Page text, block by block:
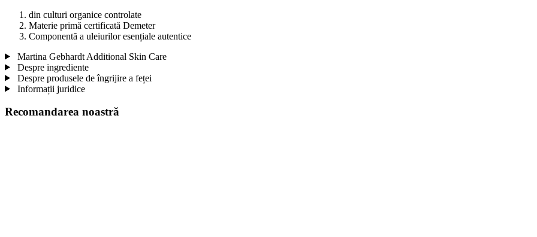
din culturi organice controlate
Materie primă certificată Demeter
Componentă a uleiurilor esențiale autentice
Martina Gebhardt Additional Skin Care
Despre ingrediente
Despre produsele de îngrijire a feței
Informații juridice
Recomandarea noastră